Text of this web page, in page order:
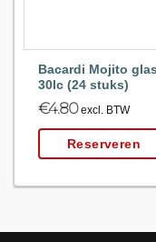
Bacardi Mojito glas
30lc (24 stuks)
€4.80excl. BTW
Reserveren